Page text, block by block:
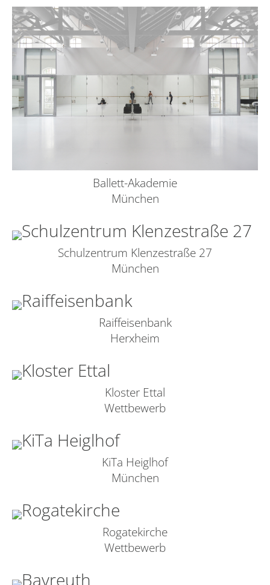
Ballett-Akademie
München
Schulzentrum Klenzestraße 27
München
Raiffeisenbank
Herxheim
Kloster Ettal
Wettbewerb
KiTa Heiglhof
München
Rogatekirche
Wettbewerb